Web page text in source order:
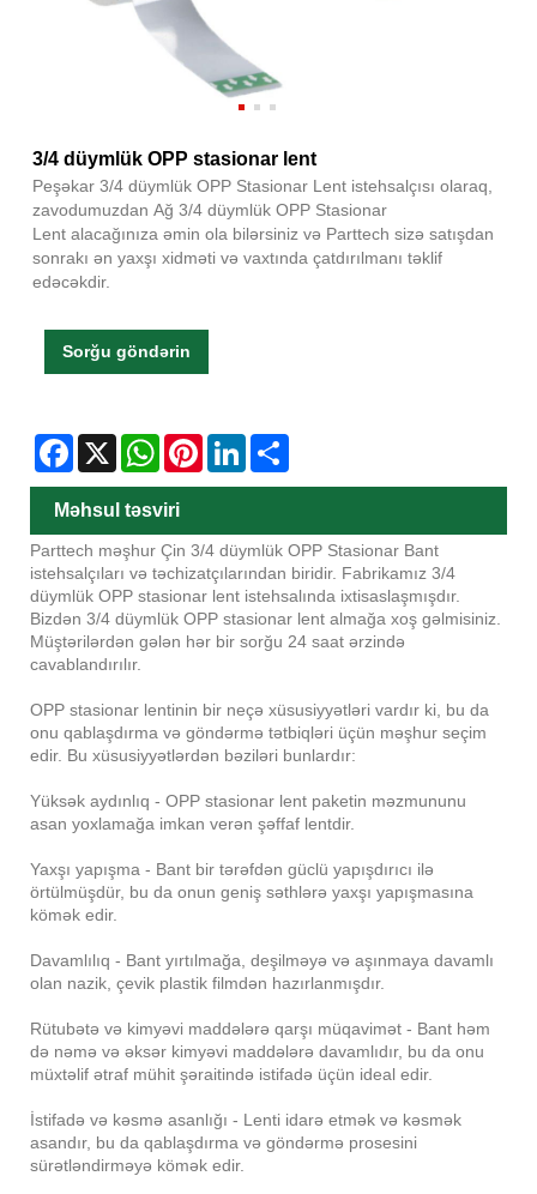
3/4 düymlük OPP stasionar lent
Peşəkar 3/4 düymlük OPP Stasionar Lent istehsalçısı olaraq,
zavodumuzdan Ağ 3/4 düymlük OPP Stasionar
Lent alacağınıza əmin ola bilərsiniz və Parttech sizə satışdan
sonrakı ən yaxşı xidməti və vaxtında çatdırılmanı təklif
edəcəkdir.
Sorğu göndərin
Facebook
X WhatsAppPinterestLinkedIn
Məhsul təsviri
Parttech məşhur Çin 3/4 düymlük OPP Stasionar Bant
istehsalçıları və təchizatçılarından biridir. Fabrikamız 3/4
düymlük OPP stasionar lent istehsalında ixtisaslaşmışdır.
Bizdən 3/4 düymlük OPP stasionar lent almağa xoş gəlmisiniz.
Müştərilərdən gələn hər bir sorğu 24 saat ərzində
cavablandırılır.
OPP stasionar lentinin bir neçə xüsusiyyətləri vardır ki, bu da
onu qablaşdırma və göndərmə tətbiqləri üçün məşhur seçim
edir. Bu xüsusiyyətlərdən bəziləri bunlardır:
Yüksək aydınlıq - OPP stasionar lent paketin məzmununu
asan yoxlamağa imkan verən şəffaf lentdir.
Yaxşı yapışma - Bant bir tərəfdən güclü yapışdırıcı ilə
örtülmüşdür, bu da onun geniş səthlərə yaxşı yapışmasına
kömək edir.
Davamlılıq - Bant yırtılmağa, deşilməyə və aşınmaya davamlı
olan nazik, çevik plastik filmdən hazırlanmışdır.
Rütubətə və kimyəvi maddələrə qarşı müqavimət - Bant həm
də nəmə və əksər kimyəvi maddələrə davamlıdır, bu da onu
müxtəlif ətraf mühit şəraitində istifadə üçün ideal edir.
İstifadə və kəsmə asanlığı - Lenti idarə etmək və kəsmək
asandır, bu da qablaşdırma və göndərmə prosesini
sürətləndirməyə kömək edir.